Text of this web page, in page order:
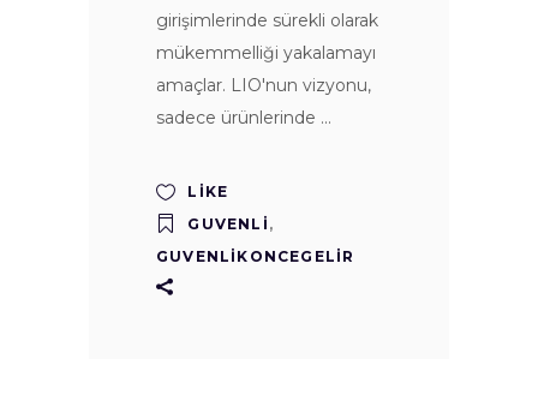
girişimlerinde sürekli olarak
mükemmelliği yakalamayı
amaçlar. LIO'nun vizyonu,
sadece ürünlerinde
LIKE
GUVENLI ,
GUVENLIKONCEGELIR